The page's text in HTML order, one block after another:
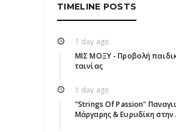
TIMELINE POSTS
1 day ago
ΜΙΣ ΜΟΞΥ - Προβολή
ταινίας
1 day ago
"Strings Of Passion"
Μάργαρης & Ευρυδίκη στην